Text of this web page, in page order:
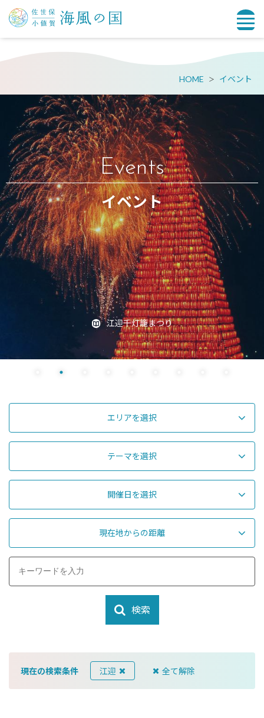
HOME イベント
Events
イベント
江迎千灯籠まつり
エリアを選択
テーマを選択
開催日を選択
現在地からの距離
検索
現在の検索条件 江迎 全て解除